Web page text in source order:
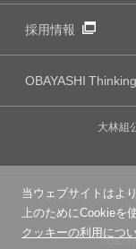
当ウェブサイトはよ
上のためにCookieを
クッキーの利用につ
採用情報
OBAYASHIThinking
大林組
このサイトについて